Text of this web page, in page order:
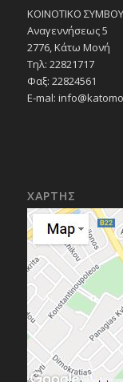
ΚΟΙΝΟΤΙΚΟ
Αναγεννήσεως 5
2776, Κάτω Μονή
Τηλ: 22821717
Φαξ: 22824561
E-mal:
ΧΑΡΤΗΣ